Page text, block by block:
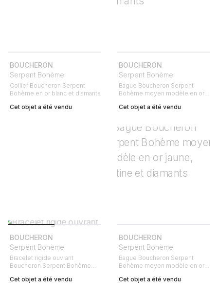
BOUCHERON
Serpent Bohème
Collier Boucheron Serpent
Bohème en or blanc et diamants
Cet objet a été vendu
BOUCHERON
Serpent Bohème
Bague Boucheron Serpent
Bohème moyen modèle en or
Cet objet a été vendu
BOUCHERON
Serpent Bohème
Bracelet rigide ouvrant
Boucheron Serpent Bohème
blanc et diamants
Cet objet a été vendu
BOUCHERON
Serpent Bohème
Bague Boucheron Serpent
Bohème moyen modèle en or
Cet objet a été vendu